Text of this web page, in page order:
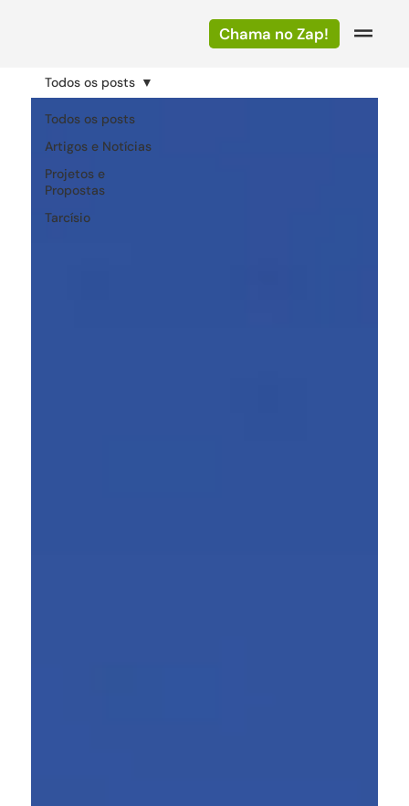
Chama no Zap!
Todos os posts
Artigos e Notícias
Projetos e
Propostas
Tarcísio
Todos os posts